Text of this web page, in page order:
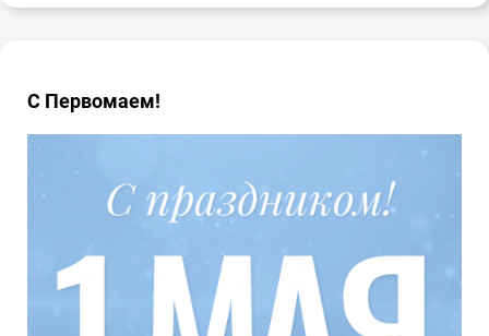
С Первомаем!